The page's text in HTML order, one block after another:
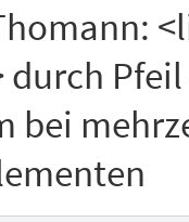
durch
bei